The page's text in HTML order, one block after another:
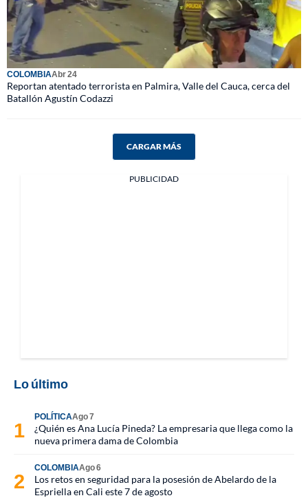
COLOMBIAAbr 24
Reportan atentado terrorista en Palmira, Valle del Cauca, cerca del
Batallón Agustín Codazzi
CARGAR MÁS
PUBLICIDAD
Lo último
POLÍTICAAgo 7
¿Quién es Ana Lucía Pineda? La empresaria que llega como la
nueva primera dama de Colombia
COLOMBIAAgo 6
Los retos en seguridad para la posesión de Abelardo de la
Espriella en Cali este 7 de agosto